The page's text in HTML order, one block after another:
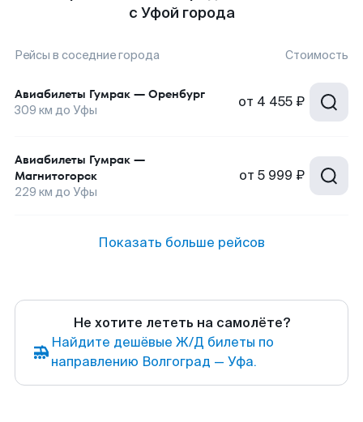
с Уфой города
Рейсы в соседние города Стоимость
Авиабилеты Гумрак — Оренбург
309 км до Уфы от 4 455 ₽
Авиабилеты Гумрак —
Магнитогорск
229 км до Уфы
от 5 999 ₽
Показать больше рейсов
Не хотите лететь на самолёте?
Найдите дешёвые Ж/Д билеты по
направлению Волгоград — Уфа.